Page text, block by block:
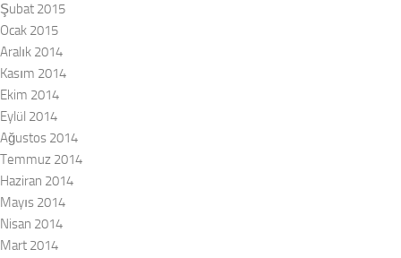
Şubat 2015
Ocak 2015
Aralık 2014
Kasım 2014
Ekim 2014
Eylül 2014
Ağustos 2014
Temmuz 2014
Haziran 2014
Mayıs 2014
Nisan 2014
Mart 2014